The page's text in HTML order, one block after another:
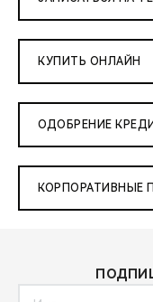
КУПИТЬ ОНЛАЙН
ОДОБРЕНИЕ
КОРПОРАТИВНЫЕ